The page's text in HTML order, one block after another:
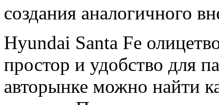
создания аналогичного
Hyundai Santa Fe
простор и удобство для
авторынке можно найти